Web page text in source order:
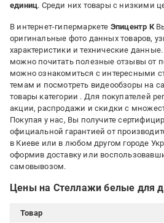
единиц. Среди них товары с низкими
В интернет-гипермаркете Эпицентр К
оригинальные фото данных товаров,
характеристики и технические
можно почитать полезные отзывы от
можно ознакомиться с интересными
темам и посмотреть видеообзоры на
товары категории . Для покупателей
акции, распродажи и скидки с
Покупая у нас, Вы получите
официальной гарантией от
в Киеве или в любом другом городе
оформив доставку или
самовывозом.
Цены на Стеллажи белые для
Товар